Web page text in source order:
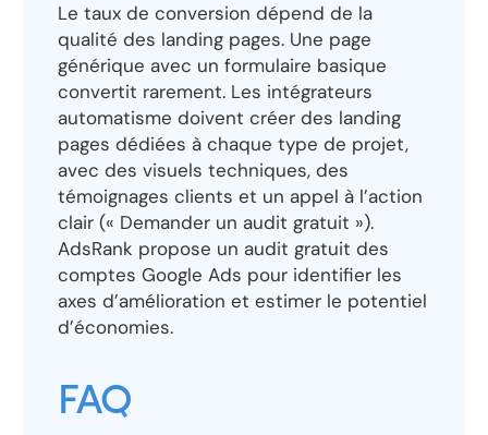
Le taux de conversion dépend de la
qualité des landing pages. Une page
générique avec un formulaire basique
convertit rarement. Les intégrateurs
automatisme doivent créer des landing
pages dédiées à chaque type de projet,
avec des visuels techniques, des
témoignages clients et un appel à l’action
clair (« Demander un audit gratuit »).
AdsRank propose un audit gratuit des
comptes Google Ads pour identifier les
axes d’amélioration et estimer le potentiel
d’économies.
FAQ